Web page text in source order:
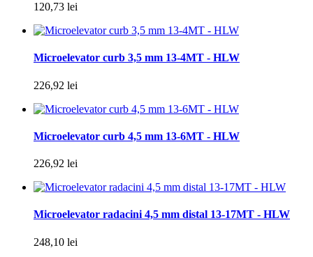
120,73 lei
Microelevator curb 3,5 mm 13-4MT - HLW
226,92 lei
Microelevator curb 4,5 mm 13-6MT - HLW
226,92 lei
Microelevator radacini 4,5 mm distal 13-17MT - HLW
248,10 lei